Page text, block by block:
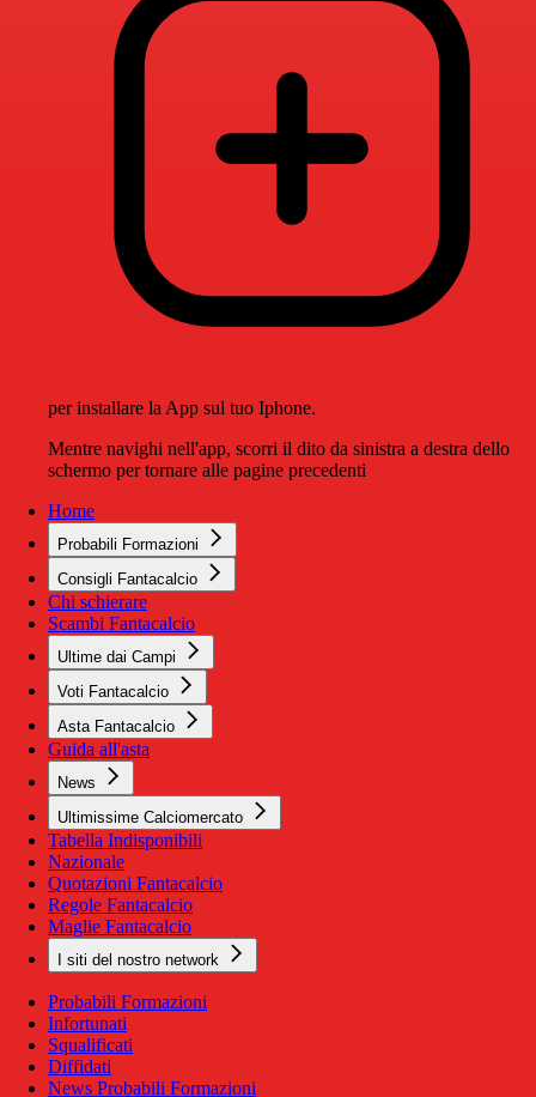
per installare la App sul tuo Iphone.
Mentre navighi nell'app, scorri il dito da sinistra a destra dello
schermo per tornare alle pagine precedenti
Home
Probabili Formazioni
Consigli Fantacalcio
Chi schierare
Scambi Fantacalcio
Ultime dai Campi
Voti Fantacalcio
Asta Fantacalcio
Guida all'asta
News
Ultimissime Calciomercato
Tabella Indisponibili
Nazionale
Quotazioni Fantacalcio
Regole Fantacalcio
Maglie Fantacalcio
I siti del nostro network
Probabili Formazioni
Infortunati
Squalificati
Diffidati
News Probabili Formazioni